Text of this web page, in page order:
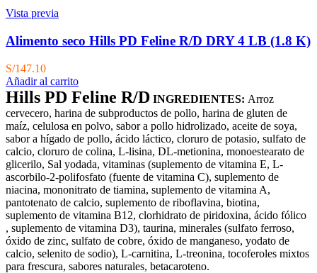
Vista previa
Alimento seco Hills PD Feline R/D DRY 4 LB (1.8 K)
S/147.10
Añadir al carrito
Hills PD Feline R/D INGREDIENTES: Arroz
cervecero, harina de subproductos de pollo, harina de gluten de
maíz, celulosa en polvo, sabor a pollo hidrolizado, aceite de soya,
sabor a hígado de pollo, ácido láctico, cloruro de potasio, sulfato de
calcio, cloruro de colina, L-lisina, DL-metionina, monoestearato de
glicerilo, Sal yodada, vitaminas (suplemento de vitamina E, L-
ascorbilo-2-polifosfato (fuente de vitamina C), suplemento de
niacina, mononitrato de tiamina, suplemento de vitamina A,
pantotenato de calcio, suplemento de riboflavina, biotina,
suplemento de vitamina B12, clorhidrato de piridoxina, ácido fólico
, suplemento de vitamina D3), taurina, minerales (sulfato ferroso,
óxido de zinc, sulfato de cobre, óxido de manganeso, yodato de
calcio, selenito de sodio), L-carnitina, L-treonina, tocoferoles mixtos
para frescura, sabores naturales, betacaroteno.